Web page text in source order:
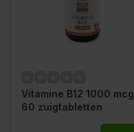
Vitamine B12 1000 mcg
60 zuigtabletten